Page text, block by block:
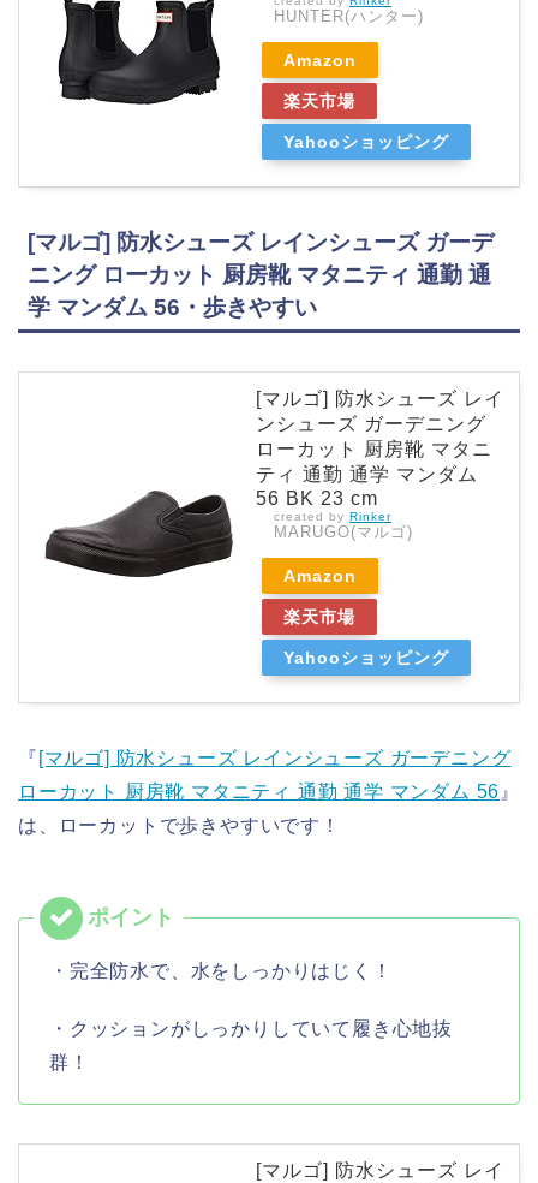
HUNTER(ハンター)
Amazon
楽天市場
Yahooショッピング
[マルゴ] 防水シューズ レインシューズ ガーデ
ニング ローカット 厨房靴 マタニティ 通勤 通
学 マンダム 56・歩きやすい
[マルゴ] 防水シューズ レイ
ンシューズ ガーデニング
ローカット 厨房靴 マタニ
ティ 通勤 通学 マンダム
56 BK 23 cm
created by Rinker
MARUGO(マルゴ)
Amazon
楽天市場
Yahooショッピング
『 [マルゴ] 防水シューズ レインシューズ ガーデニング
ローカット 厨房靴 マタニティ 通勤 通学 マンダム 56 』
は、ローカットで歩きやすいです！
・完全防水で、水をしっかりはじく！
・クッションがしっかりしていて履き心地抜
群！
[マルゴ] 防水シューズ レイ